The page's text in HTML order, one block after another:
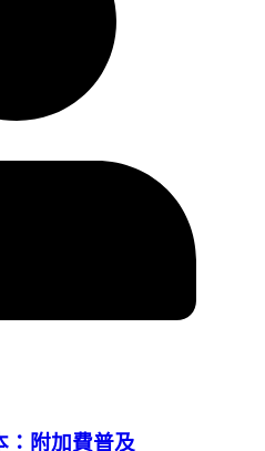
：附加費普及